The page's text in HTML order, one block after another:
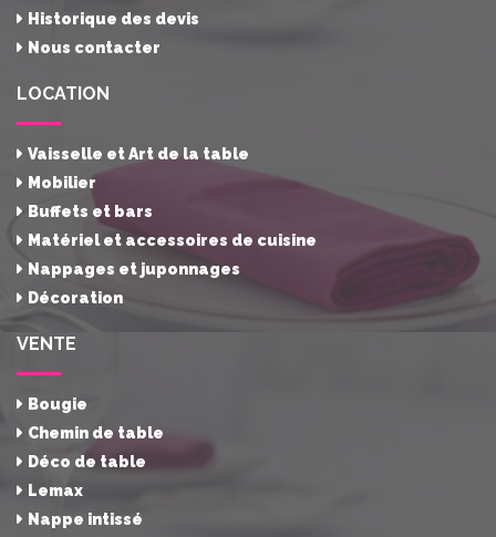
Historique des devis
Nous contacter
LOCATION
Vaisselle et Art de la table
Mobilier
Buffets et bars
Matériel et accessoires de cuisine
Nappages et juponnages
Décoration
VENTE
Bougie
Chemin de table
Déco de table
Lemax
Nappe intissé